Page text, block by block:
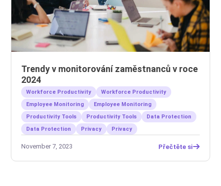
Trendy v monitorování zaměstnanců v roce
2024
Workforce Productivity
Workforce Productivity
Employee Monitoring
Employee Monitoring
Productivity Tools
Productivity Tools
Data Protection
Data Protection
Privacy Privacy
November 7, 2023 Přečtěte si